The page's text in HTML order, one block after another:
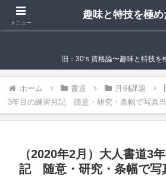
趣味と特技を極め
旧：30‘s 資格論〜趣味と特技を
ホーム 書道 月例課題
3年目の練習月記 随意・研究・条幅で写真当
（2020年2月）大人書道3
記 随意・研究・条幅で写
メニュー
趣味と特技を極め